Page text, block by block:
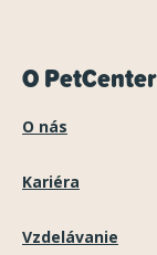
O PetCenter
O nás
Kariéra
Vzdelávanie